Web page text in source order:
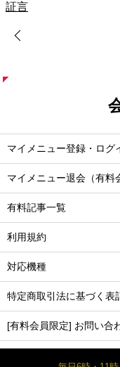
証言
マイメニュー登録・ログ
マイメニュー退会（有料
有料記事一覧
利用規約
対応機種
特定商取引法に基づく表
[有料会員限定] お問い合